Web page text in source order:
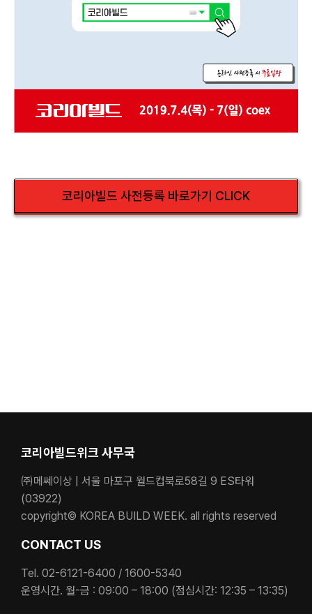
코리아빌드 사전등록 바로가기 CLICK
코리아빌드위크 사무국
㈜메쎄이상 | 서울 마포구 월드컵북로58길 9 ES타워
(03922)
copyright© KOREA BUILD WEEK. all rights reserved
CONTACT US
Tel. 02-6121-6400 / 1600-5340
운영시간. 월-금 : 09:00 – 18:00 (점심시간: 12:35 – 13:35)